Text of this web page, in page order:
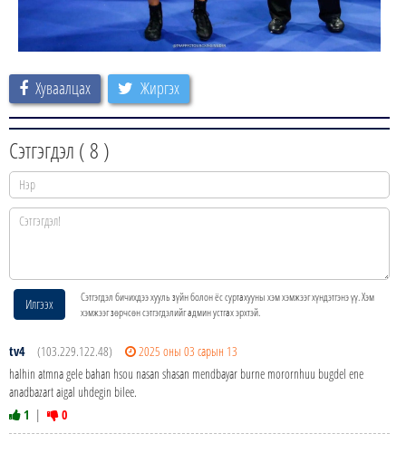
Хуваалцах Жиргэх
Сэтгэгдэл (8 )
Илгээх
Сэтгэгдэл бичихдээ хууль зүйн болон ёс суртахууны хэм хэмжээг хүндэтгэнэ үү. Хэм
хэмжээг зөрчсөн сэтгэгдэлийг админ устгах эрхтэй.
tv4 (103.229.122.48)
2025 оны 03 сарын 13
halhin atmna gele bahan hsou nasan shasan mendbayar burne morornhuu bugdel ene
anadbazart aigal uhdegin bilee.
1 | 0